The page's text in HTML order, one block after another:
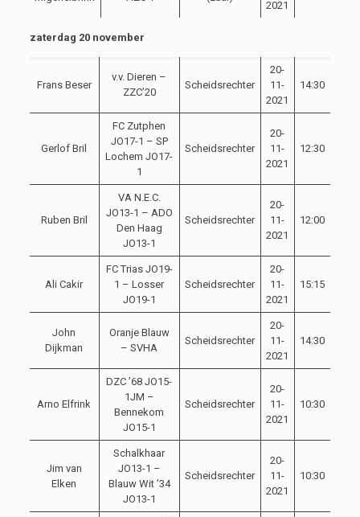
2021
zaterdag 20 november
Frans Beser
v.v. Dieren –
ZZC’20
Scheidsrechter
20-
11-
2021
14:30
Gerlof Bril
FC Zutphen
JO17-1 – SP
Lochem JO17-
1
Scheidsrechter
20-
11-
2021
12:30
Ruben Bril
VA N.E.C.
JO13-1 – ADO
Den Haag
JO13-1
Scheidsrechter
20-
11-
2021
12:00
Ali Cakir
FC Trias JO19-
1 – Losser
JO19-1
Scheidsrechter
20-
11-
2021
15:15
John
Dijkman
Oranje Blauw
– SVHA
Scheidsrechter
20-
11-
2021
14:30
Arno Elfrink
DZC ’68 JO15-
1JM –
Bennekom
JO15-1
Scheidsrechter
20-
11-
2021
10:30
Jim van
Elken
Schalkhaar
JO13-1 –
Blauw Wit ’34
JO13-1
Scheidsrechter
20-
11-
2021
10:30